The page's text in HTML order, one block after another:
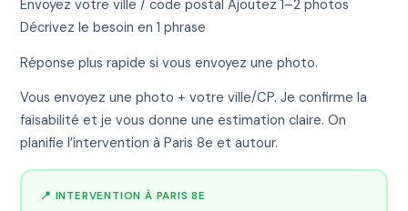
Envoyez votre ville / code postal Ajoutez 1–2 photos
Décrivez le besoin en 1 phrase
Réponse plus rapide si vous envoyez une photo.
Vous envoyez une photo + votre ville/CP. Je confirme la
faisabilité et je vous donne une estimation claire. On
planifie l’intervention à Paris 8e et autour.
📍 INTERVENTION À PARIS 8E